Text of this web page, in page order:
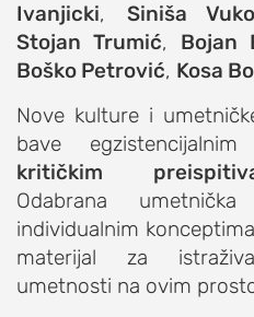
fakulteti
studentski život
zdravlje
it
kolumna
sdl podkast
STUDENTSKI
Ivanjicki, Siniša
Stojan Trumić, Bojan
Boško Petrović, Kosa
Nove kulture i
bave
kritičkim
Odabrana
individualnim
materijal za
umetnosti na ovim